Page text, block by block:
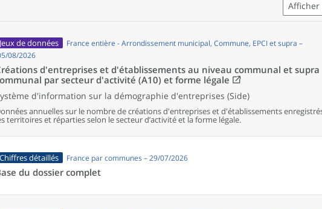
Afficher
Jeux de données
France entière - Arrondissement municipal, Commune, EPCI et supra –
08/2026
d'entreprises et d'établissements au niveau communal et supra
par secteur d'activité (A10) et forme légale
d'information sur la démographie d'entreprises (Side)
annuelles sur le nombre de créations d'entreprises et d'établissements
territoires et réparties selon le secteur d’activité et la forme légale.
Chiffres détaillés France par communes – 29/07/2026
du dossier complet